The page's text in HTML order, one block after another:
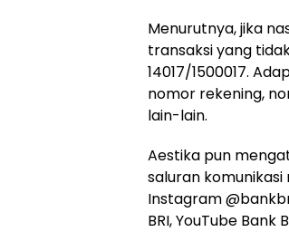
Menurutnya, jika
transaksi yang
14017/1500017.
nomor rekening,
lain-lain.
Aestika pun
saluran
Instagram
BRI, YouTube Bank